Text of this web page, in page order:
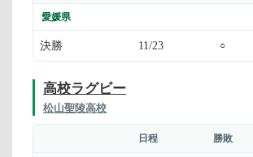
愛媛県
決勝 11/23 ○
高校ラグビー
松山聖陵高校
日程 勝敗